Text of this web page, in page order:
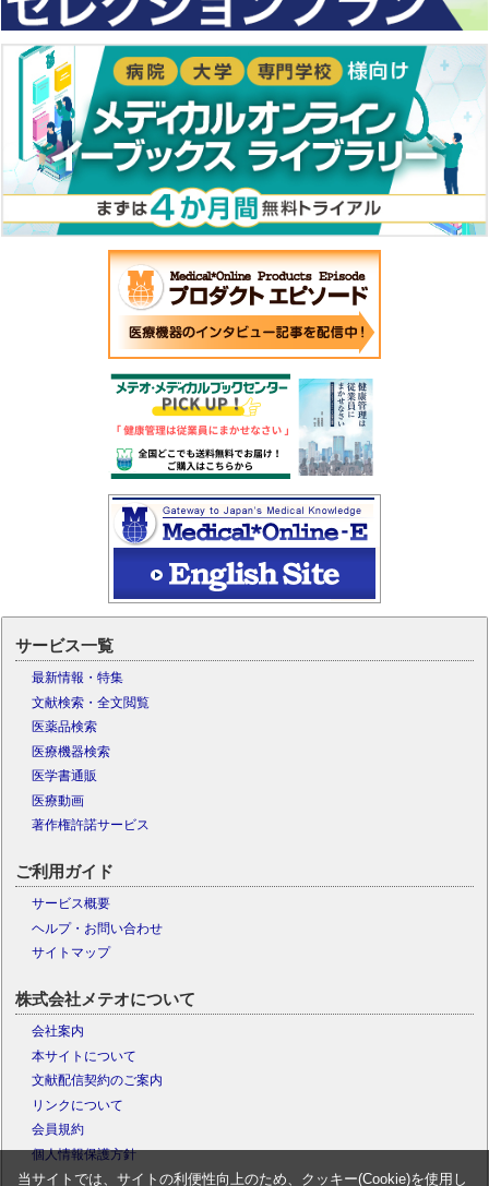
サービス一覧
最新情報・特集
文献検索・全文閲覧
医薬品検索
医療機器検索
医学書通販
医療動画
著作権許諾サービス
ご利用ガイド
サービス概要
ヘルプ・お問い合わせ
サイトマップ
株式会社メテオについて
会社案内
本サイトについて
文献配信契約のご案内
リンクについて
会員規約
個人情報保護方針
当サイトでは、サイトの利便性向上のため、クッキー(Cookie)を使用し